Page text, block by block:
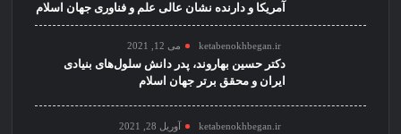
آمریکا و دارنده نشان عالی علم و فناوری جهان اسلام
ketabenokhbegan.ir می 12, 2021
دکتر حسین بهاروند، پدر دانش سلول‌های بنیادی
ایران و محقق برتر جهان اسلام
ketabenokhbegan.ir آوریل 28, 2021